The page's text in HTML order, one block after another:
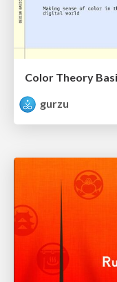
Color Theory
gurzu